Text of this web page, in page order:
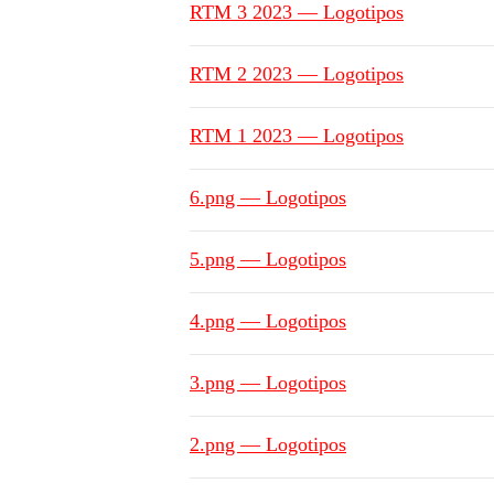
RTM 3 2023 — Logotipos
RTM 2 2023 — Logotipos
RTM 1 2023 — Logotipos
6.png — Logotipos
5.png — Logotipos
4.png — Logotipos
3.png — Logotipos
2.png — Logotipos